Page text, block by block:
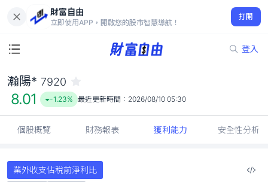
財富自由
立即使用APP，開啟您的股市智慧導航！
打開
登入
8.01
-1.23%
瀚陽* 7920
8.01 -1.23% 最近更新時間： 2026/08/10 05:30
個股概覽 財務報表 獲利能力 安全性分析
業外收支佔稅前淨利比